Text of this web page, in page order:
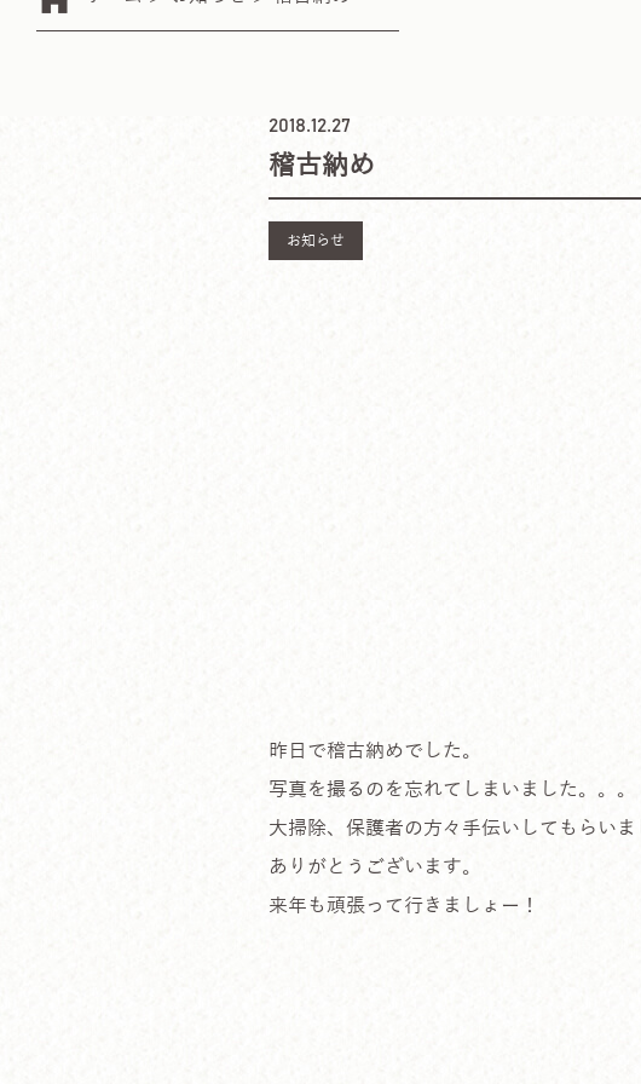
2018.12.27
稽古納め
お知らせ
昨日で稽古納めでした。
写真を撮るのを忘れてしまいました。。。
大掃除、保護者の方々手伝いしてもらいま
ありがとうございます。
来年も頑張って行きましょー！